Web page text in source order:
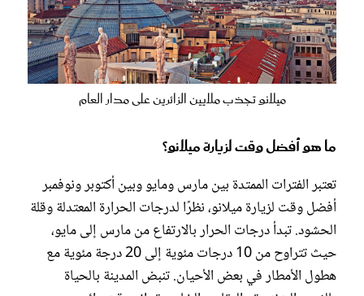
ميلانو تجذب ملايين الزائرين على مدار العام
ما هو أفضل وقت لزيارة ميلانو؟
تعتبر الفترات الممتدة بين مارس ومايو وبين أكتوبر ونوفمبر
أفضل وقت لزيارة ميلانو، نظرًا لدرجات الحرارة المعتدلة وقلة
الحشود. تبدأ درجات الحرار بالارتفاع من مارس إلى مايو،
حيث تتراوح من 10 درجات مئوية إلى 20 درجة مئوية مع
هطول الأمطار في بعض الأحيان. تنبض المدينة بالحياة